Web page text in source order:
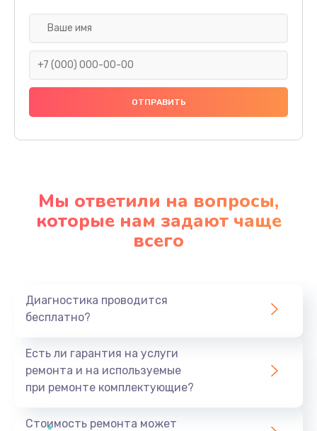
Мы ответили на вопросы,
которые нам задают чаще
всего
Диагностика проводится
бесплатно?
Есть ли гарантия на услуги
ремонта и на используемые
при ремонте комплектующие?
Стоимость ремонта может